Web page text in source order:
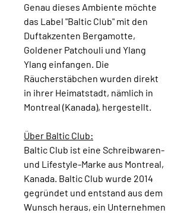
Genau dieses Ambiente möchte
das Label "Baltic Club" mit den
Duftakzenten Bergamotte,
Goldener Patchouli und Ylang
Ylang einfangen. Die
Räucherstäbchen wurden direkt
in ihrer Heimatstadt, nämlich in
Montreal (Kanada), hergestellt.
Über Baltic Club:
Baltic Club ist eine Schreibwaren-
und Lifestyle-Marke aus Montreal,
Kanada. Baltic Club wurde 2014
gegründet und entstand aus dem
Wunsch heraus, ein Unternehmen